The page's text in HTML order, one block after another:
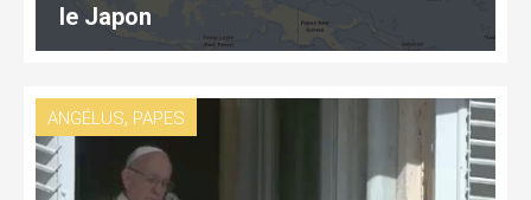
le Japon
ANGÉLUS, PAPES